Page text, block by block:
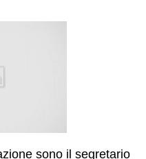
sono il segretario